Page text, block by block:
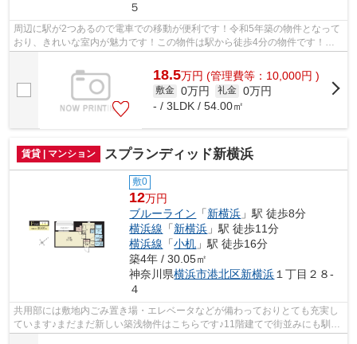
５
周辺に駅が2つあるので電車での移動が便利です！令和5年築の物件となって
おり、きれいな室内が魅力です！この物件は駅から徒歩4分の物件です！こ
18.5万円 (管理費等：10,000円 )
敷金 0万円 礼金 0万円
- / 3LDK / 54.00㎡
賃貸 | マンション スプランディッド新横浜
敷0
12万円
ブルーライン 「新横浜 」駅 徒歩8分
横浜線 「新横浜 」駅 徒歩11分
横浜線 「小机 」駅 徒歩16分
築4年 / 30.05㎡
神奈川県横浜市港北区新横浜１丁目２８-
４
共用部には敷地内ごみ置き場・エレベータなどが備わっておりとても充実し
ています♪まだまだ新しい築浅物件はこちらです♪11階建てで街並みにも馴染